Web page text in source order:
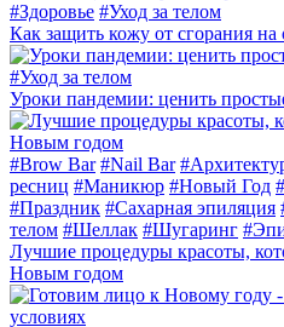
#Здоровье #Уход за телом
Как защить кожу от сгорания на
#Уход за телом
Уроки пандемии: ценить
#Brow Bar #Nail Bar #
ресниц #Маникюр #Новый Год #
#Праздник #Сахарная эпиляция
телом #Шеллак #Шугаринг #
Лучшие процедуры красоты,
Новым годом